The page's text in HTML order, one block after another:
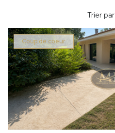
Trier par
Coup de coeur